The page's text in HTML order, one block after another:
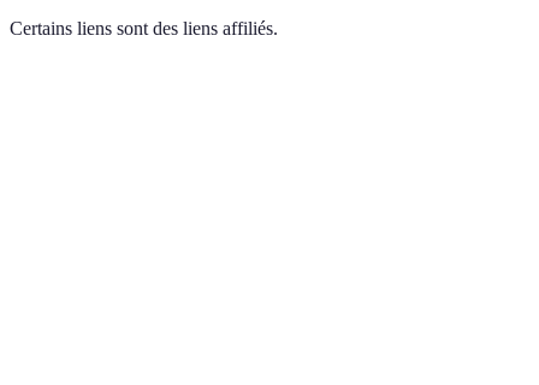
Certains liens sont des liens affiliés.